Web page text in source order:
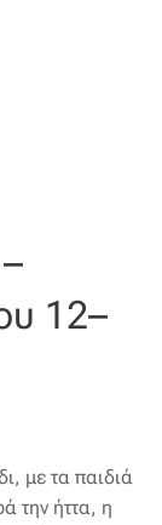
12–
με τα παιδιά
την ήττα, η